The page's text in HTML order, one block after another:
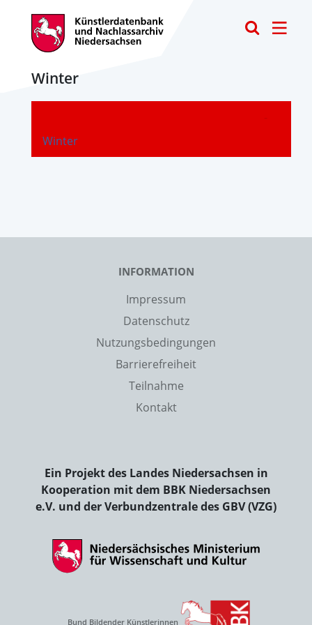
Winter
Winter
-
INFORMATION
Impressum
Datenschutz
Nutzungsbedingungen
Barrierefreiheit
Teilnahme
Kontakt
Ein Projekt des Landes Niedersachsen in
Kooperation mit dem BBK Niedersachsen
e.V. und der Verbundzentrale des GBV (VZG)
Bund Bildender Künstlerinnen